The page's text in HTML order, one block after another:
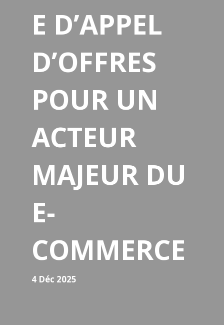
E D’APPEL
D’OFFRES
POUR UN
ACTEUR
MAJEUR DU
E-
COMMERCE
4 Déc 2025